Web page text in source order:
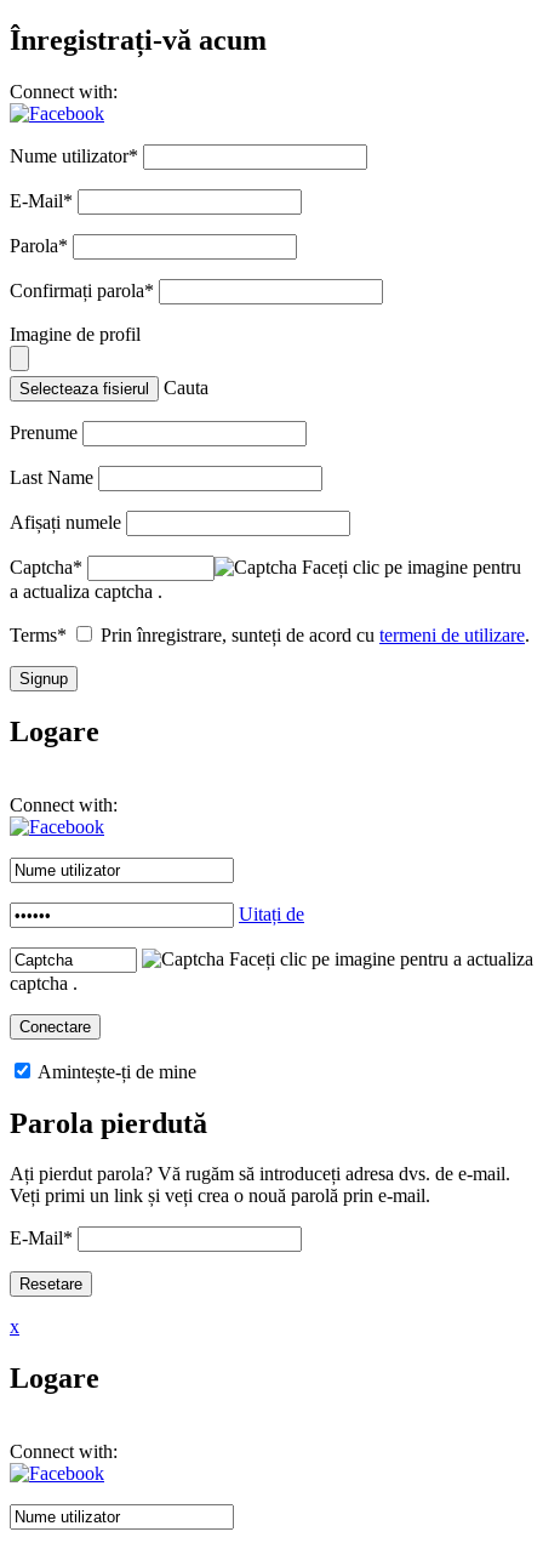
Înregistrați-vă acum
Connect with:
Nume utilizator*
E-Mail*
Parola*
Confirmați parola*
Imagine de profil
Selecteaza fisierul Cauta
Prenume
Last Name
Afișați numele
Captcha*
Faceți clic pe imagine pentru
a actualiza captcha .
Terms* Prin înregistrare, sunteți de acord cu termeni de utilizare.
Logare
Connect with:
Uitați de
Faceți clic pe imagine pentru a actualiza
captcha .
Amintește-ți de mine
Parola pierdută
Ați pierdut parola? Vă rugăm să introduceți adresa dvs. de e-mail.
Veți primi un link și veți crea o nouă parolă prin e-mail.
E-Mail*
x
Logare
Connect with: